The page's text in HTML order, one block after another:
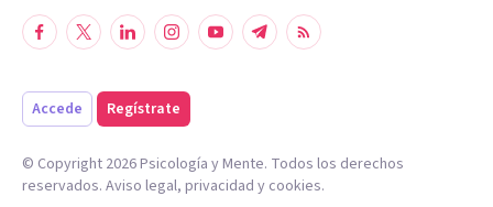
Accede Regístrate
© Copyright 2026Psicología y Mente. Todos los derechos
reservados. Aviso legal, privacidad y cookies.